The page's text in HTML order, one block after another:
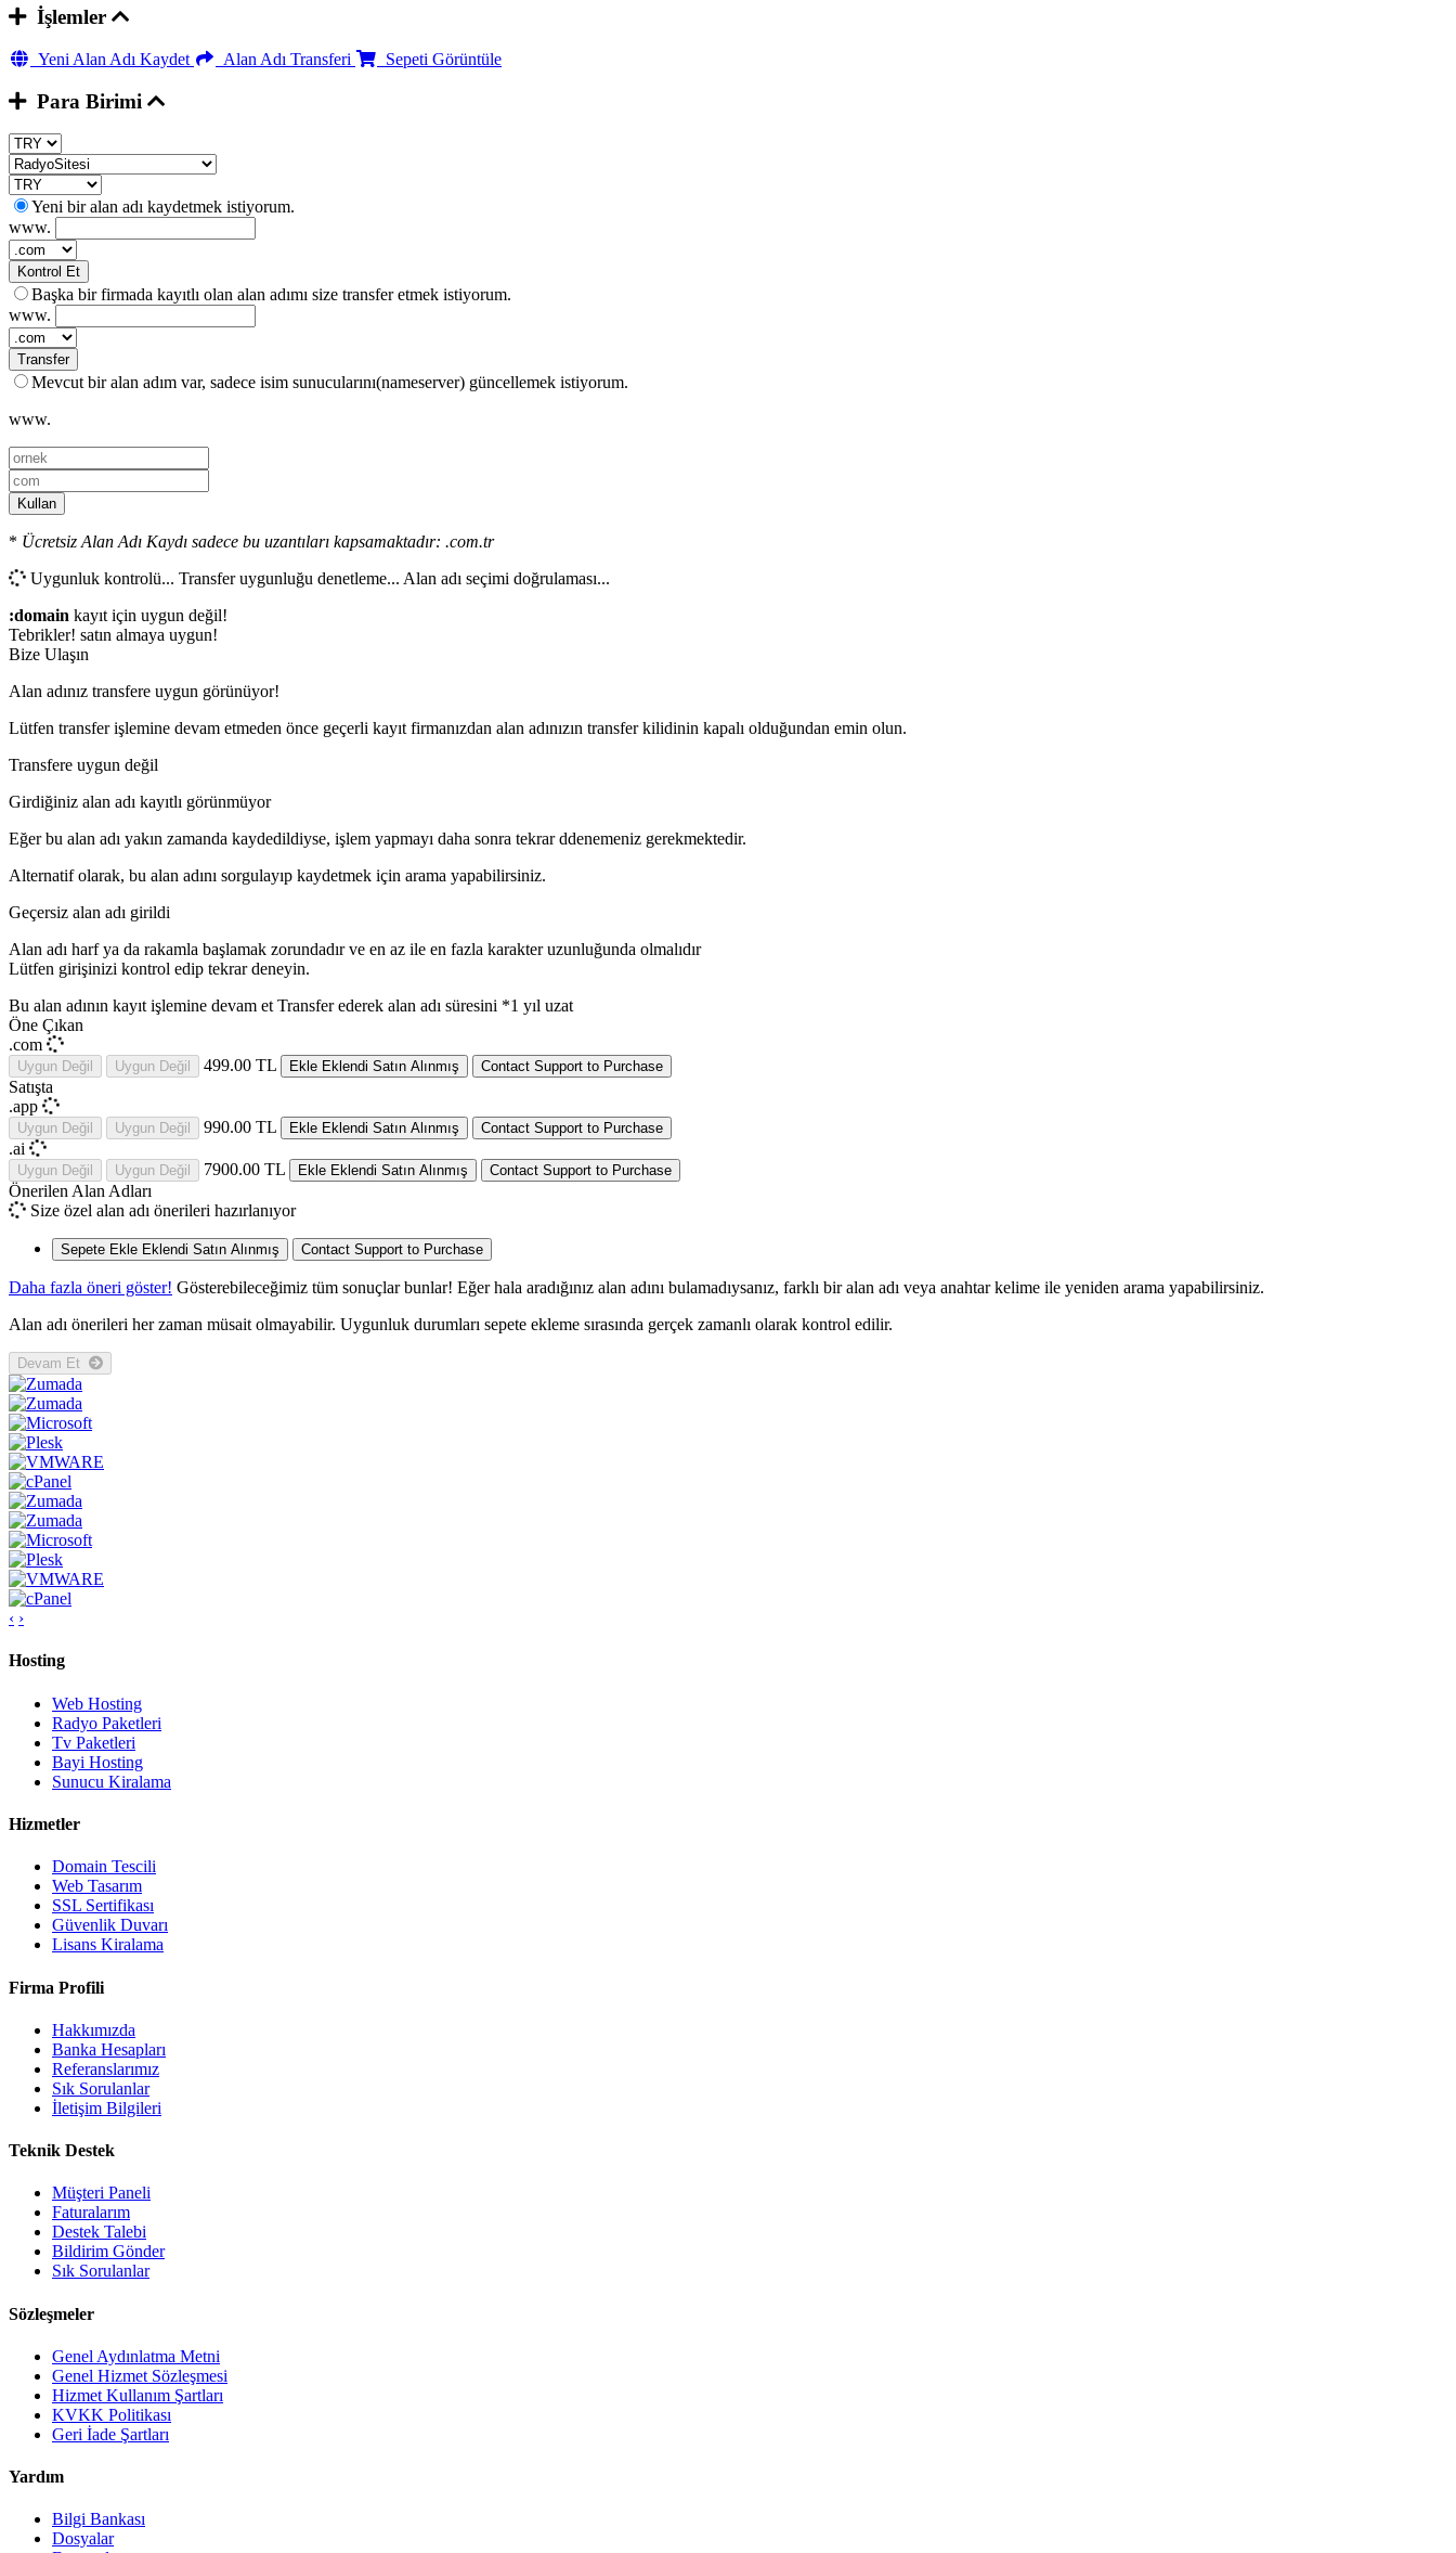
İşlemler
Yeni Alan Adı Kaydet Alan Adı Transferi Sepeti Görüntüle
Para Birimi
Yeni bir alan adı kaydetmek istiyorum.
www.
Kontrol Et
Başka bir firmada kayıtlı olan alan adımı size transfer etmek istiyorum.
www.
Transfer
Mevcut bir alan adım var, sadece isim sunucularını(nameserver) güncellemek istiyorum.
www.
Kullan
* Ücretsiz Alan Adı Kaydı sadece bu uzantıları kapsamaktadır: .com.tr
Uygunluk kontrolü... Transfer uygunluğu denetleme... Alan adı seçimi doğrulaması...
:domain kayıt için uygun değil!
Tebrikler! satın almaya uygun!
Bize Ulaşın
Alan adınız transfere uygun görünüyor!
Lütfen transfer işlemine devam etmeden önce geçerli kayıt firmanızdan alan adınızın transfer kilidinin kapalı olduğundan emin olun.
Transfere uygun değil
Girdiğiniz alan adı kayıtlı görünmüyor
Eğer bu alan adı yakın zamanda kaydedildiyse, işlem yapmayı daha sonra tekrar ddenemeniz gerekmektedir.
Alternatif olarak, bu alan adını sorgulayıp kaydetmek için arama yapabilirsiniz.
Geçersiz alan adı girildi
Alan adı harf ya da rakamla başlamak zorundadırve en az ile en fazla karakter uzunluğunda olmalıdır
Lütfen girişinizi kontrol edip tekrar deneyin.
Bu alan adının kayıt işlemine devam et Transfer ederek alan adı süresini *1 yıl uzat
Öne Çıkan
.com
Uygun Değil Uygun Değil 499.00 TL Ekle Eklendi Satın Alınmış Contact Support to Purchase
Satışta
.app
Uygun Değil Uygun Değil 990.00 TL Ekle Eklendi Satın Alınmış Contact Support to Purchase
.ai
Uygun Değil Uygun Değil 7900.00 TL Ekle Eklendi Satın Alınmış Contact Support to Purchase
Önerilen Alan Adları
Size özel alan adı önerileri hazırlanıyor
Sepete Ekle Eklendi Satın Alınmış Contact Support to Purchase
Daha fazla öneri göster! Gösterebileceğimiz tüm sonuçlar bunlar! Eğer hala aradığınız alan adını bulamadıysanız, farklı bir alan adı veya anahtar kelime ile yeniden arama yapabilirsiniz.
Alan adı önerileri her zaman müsait olmayabilir. Uygunluk durumları sepete ekleme sırasında gerçek zamanlı olarak kontrol edilir.
‹ ›
Hosting
Web Hosting
Radyo Paketleri
Tv Paketleri
Bayi Hosting
Sunucu Kiralama
Hizmetler
Domain Tescili
Web Tasarım
SSL Sertifikası
Güvenlik Duvarı
Lisans Kiralama
Firma Profili
Hakkımızda
Banka Hesapları
Referanslarımız
Sık Sorulanlar
İletişim Bilgileri
Teknik Destek
Müşteri Paneli
Faturalarım
Destek Talebi
Bildirim Gönder
Sık Sorulanlar
Sözleşmeler
Genel Aydınlatma Metni
Genel Hizmet Sözleşmesi
Hizmet Kullanım Şartları
KVKK Politikası
Geri İade Şartları
Yardım
Bilgi Bankası
Dosyalar